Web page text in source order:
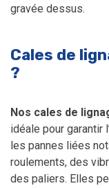
gravée dessus.
Cales de
?
Nos cales de
idéale pour garantir
les pannes liées
roulements, des
des paliers. Elles